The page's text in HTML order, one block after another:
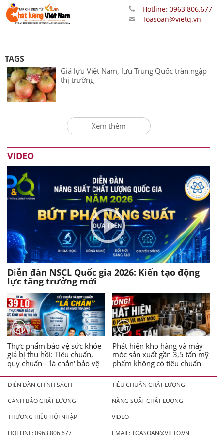
Hotline: 0963.806.677
Toasoan@vietq.vn
TAGS
Giả lựu Việt Nam, lựu Trung Quốc tràn ngập
thị trường
Xem thêm
VIDEO
Diễn đàn NSCL Quốc gia 2026: Kiến tạo động
lực tăng trưởng mới
Thực phẩm bảo vệ sức khỏe
giả bị thu hồi: Tiêu chuẩn,
quy chuẩn - 'lá chắn' bảo vệ
Phát hiện kho hàng và máy
móc sản xuất gần 3,5 tấn mỹ
phẩm không có tiêu chuẩn
DIỄN ĐÀN CHÍNH SÁCH
TIÊU CHUẨN CHẤT LƯỢNG
CẢNH BÁO CHẤT LƯỢNG
NĂNG SUẤT CHẤT LƯỢNG
THƯƠNG HIỆU HỘI NHẬP
VIDEO
HOTLINE: 0963.806.677
EMAIL:TOASOAN@VIETQ.VN